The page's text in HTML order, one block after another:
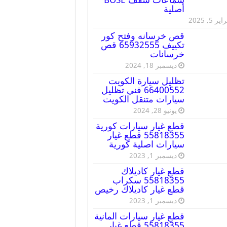
أصلية
5, 2025
قص خرسانه وفتح كور
تكييف 65932555 قص
خرسانات
ديسمبر 18, 2024
تظليل سيارة الكويت
66400552 فني تظليل
سيارات متنقل الكويت
يونيو 28, 2024
قطع غيار سيارات كورية
55818355 قطع غيار
سيارات اصلية كورية
ديسمبر 1, 2023
قطع غيار كاديلاك
55818355 سكراب
قطع غيار كاديلاك رخيص
ديسمبر 1, 2023
قطع غيار سيارات المانية